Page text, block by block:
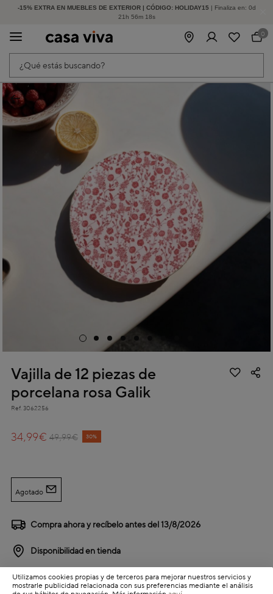
-15% EXTRA EN MUEBLES DE EXTERIOR | CÓDIGO: HOLIDAY15 | Finaliza en: 0d
21h 56m 18s
HASTA -60% DE DESCUENTO | SEGUNDAS REBAJAS
¿Qué estás buscando?
0
Vajilla de 12 piezas de
porcelana rosa Galik
Ref. 3062256
Price reduced from
49,99€
to 30%
34,99€
Agotado
Compra ahora y recíbelo antes del13/8/2026
Disponibilidad en tienda
Detalles del producto
Utilizamos cookies propias y de terceros para mejorar nuestros servicios y
mostrarle publicidad relacionada con sus preferencias mediante el análisis